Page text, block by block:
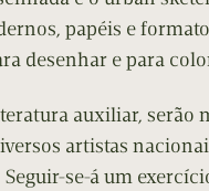
papéis e
desenhar e para
auxiliar, serão
artistas
se-á um